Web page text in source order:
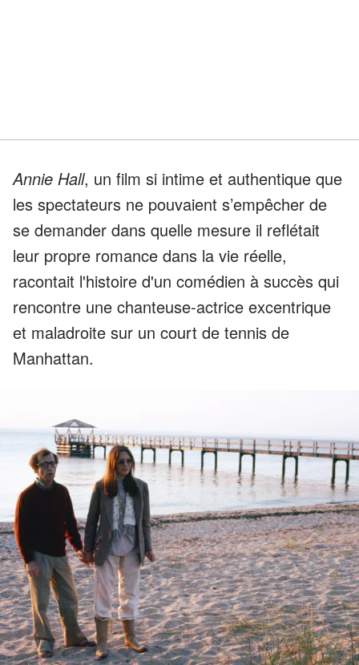
Annie Hall, un film si intime et authentique que
les spectateurs ne pouvaient s’empêcher de
se demander dans quelle mesure il reflétait
leur propre romance dans la vie réelle,
racontait l'histoire d'un comédien à succès qui
rencontre une chanteuse-actrice excentrique
et maladroite sur un court de tennis de
Manhattan.